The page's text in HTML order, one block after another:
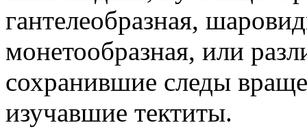
гантелеобразная,
монетообразная, или
сохранившие следы
изучавшие тектиты.